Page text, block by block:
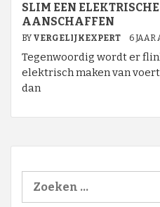
SLIM EEN ELEKTRISCHE
AANSCHAFFEN
BY VERGELIJKEXPERT 6 JAAR
Tegenwoordig wordt er
elektrisch maken van
dan
Zoeken